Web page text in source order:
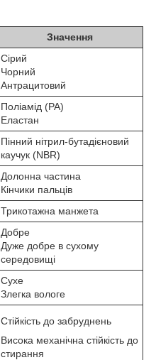
Значення
Сірий
Чорний
Антрацитовий
Поліамід (PA)
Еластан
Пінний нітрил-бутадієновий
каучук (NBR)
Долонна частина
Кінчики пальців
Трикотажна манжета
Добре
Дуже добре в сухому
середовищі
Сухе
Злегка вологе
Стійкість до забруднень
Висока механічна стійкість до
стирання